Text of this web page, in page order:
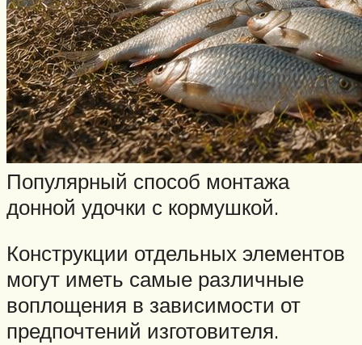
Популярный способ монтажа
донной удочки с кормушкой.
Конструкции отдельных элементов
могут иметь самые различные
воплощения в зависимости от
предпочтений изготовителя.